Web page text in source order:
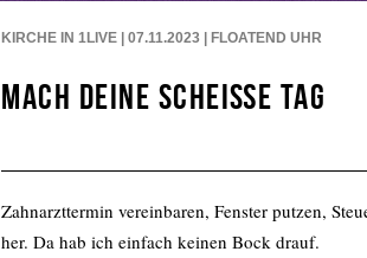
KIRCHE IN 1LIVE | 07.11.2023 | FLOATEND UHR
Mach deine Scheiße Tag
Zahnarzttermin vereinbaren, Fenster putzen,
her. Da hab ich einfach keinen Bock drauf.